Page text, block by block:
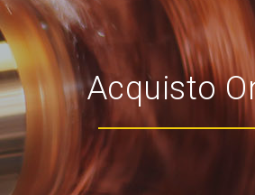
Acquisto